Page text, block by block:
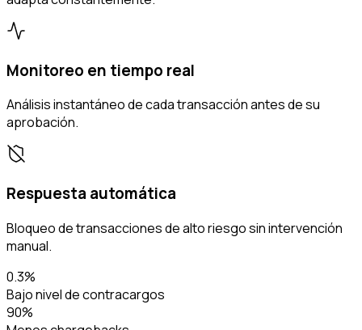
Monitoreo en tiempo real
Análisis instantáneo de cada transacción antes de su
aprobación.
Respuesta automática
Bloqueo de transacciones de alto riesgo sin intervención
manual.
0.3%
Bajo nivel de contracargos
90%